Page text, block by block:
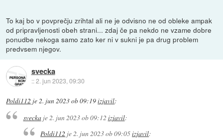
To kaj bo v povprečju zrihtal ali ne je odvisno ne od obleke ampak
od pripravljenosti obeh strani... zdaj če pa nekdo ne vzame dobre
ponudbe nekoga samo zato ker ni v sukni je pa drug problem
predvsem njegov.
svecka
::2. jun 2023, 09:30
Poldi112 je2. jun 2023 ob 09:19izjavil:
sveckaje 2. jun 2023 ob 09:12 izjavil:
Poldi112 je2. jun 2023 ob 09:05izjavil: